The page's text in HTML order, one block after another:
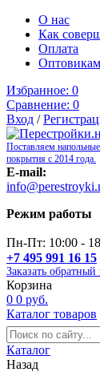
О нас
Как
Оплата
Оптовикам
Избранное: 0
Сравнение: 0
Вход /
Поставляем напольные
покрытия с 2014 года.
E-mail:
Режим работы
Пн-Пт: 10:00 -
+7 495 991 16 15
Заказать обратный
Корзина
0 0 руб.
Каталог товаров
Каталог
Назад